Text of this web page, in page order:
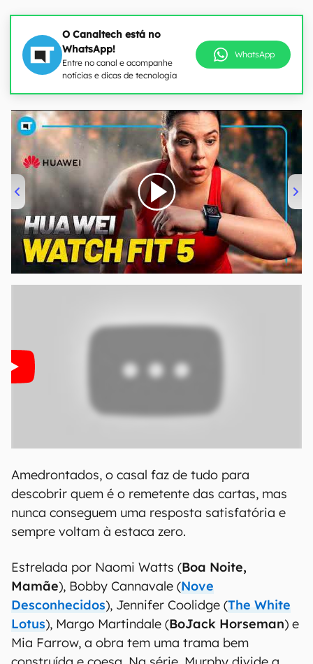
O Canaltech está no
WhatsApp!
Entre no canal e acompanhe
notícias e dicas de tecnologia
WhatsApp
00:00/04:51
Amedrontados, o casal faz de tudo para
descobrir quem é o remetente das cartas, mas
nunca conseguem uma resposta satisfatória e
sempre voltam à estaca zero.
Estrelada por Naomi Watts (Boa Noite,
Mamãe), Bobby Cannavale (Nove
Desconhecidos), Jennifer Coolidge (The White
Lotus), Margo Martindale (BoJack Horseman) e
Mia Farrow, a obra tem uma trama bem